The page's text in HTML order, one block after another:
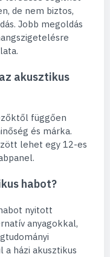
de nem biztos,
Jobb megoldás
akusztikus
függően
és márka.
lehet egy 12-es
habot?
nyitott
anyagokkal,
a házi akusztikus